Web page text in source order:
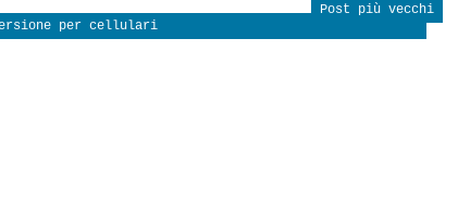
Post più vecchi
per cellulari